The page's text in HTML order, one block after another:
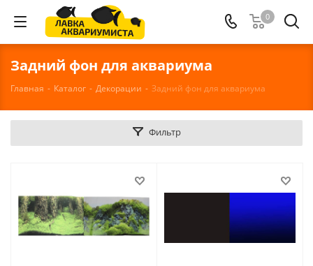
0
Задний фон для аквариума
Главная - Каталог - Декорации - Задний фон для аквариума
Фильтр